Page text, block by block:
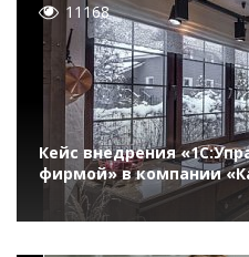
11168
Кейс внедрения
фирмой» в компании